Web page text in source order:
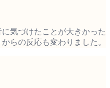
気づけたことが大きかった
らの反応も変わりました。